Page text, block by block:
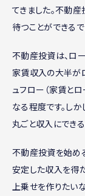
てきました。不動
待つことができるで
不動産投資は、ロ
家賃収入の大半が
ュフロー（家賃と
なる程度です。し
丸ごと収入にでき
不動産投資を始め
安定した収入を得
上乗せを作りたい